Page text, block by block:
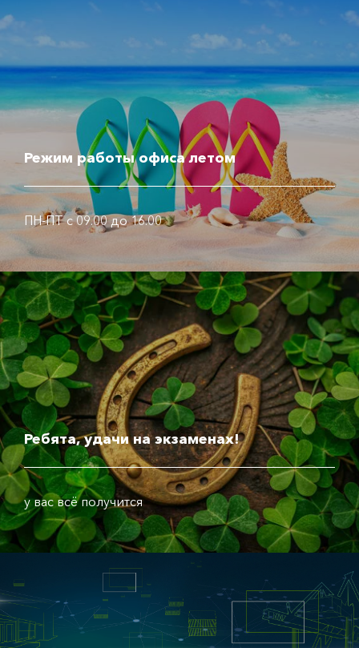
Режим работы офиса летом
ПН-ПТ с 09.00 до 16.00
Ребята, удачи на экзаменах!
у вас всё получится